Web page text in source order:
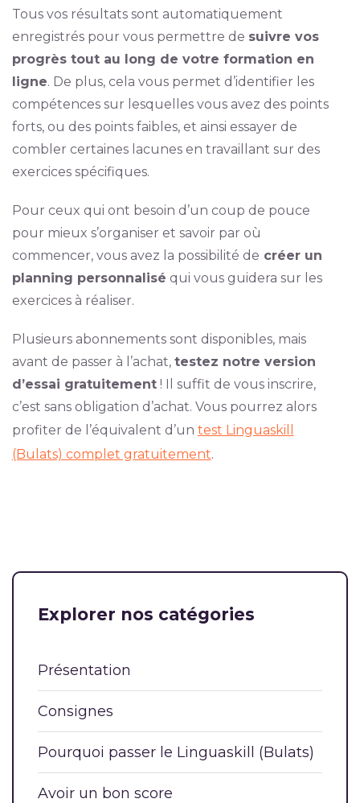
Tous vos résultats sont automatiquement
enregistrés pour vous permettre de suivre vos
progrès tout au long de votre formation en
ligne. De plus, cela vous permet d’identifier les
compétences sur lesquelles vous avez des points
forts, ou des points faibles, et ainsi essayer de
combler certaines lacunes en travaillant sur des
exercices spécifiques.
Pour ceux qui ont besoin d’un coup de pouce
pour mieux s’organiser et savoir par où
commencer, vous avez la possibilité de créer un
planning personnalisé qui vous guidera sur les
exercices à réaliser.
Plusieurs abonnements sont disponibles, mais
avant de passer à l’achat, testez notre version
d’essai gratuitement! Il suffit de vous inscrire,
c’est sans obligation d’achat. Vous pourrez alors
profiter de l’équivalent d’un test Linguaskill
(Bulats) complet gratuitement.
Explorer nos catégories
Présentation
Consignes
Pourquoi passer le Linguaskill (Bulats)
Avoir un bon score